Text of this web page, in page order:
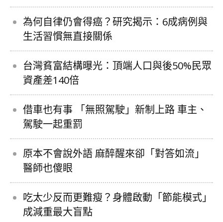
為何自律仍會得癌？研究揭示：6成病例與
生活習慣無直接關係
台灣貧富結構曝光：頂端人口與後50%民眾
資產差140倍
借車也有事 「無照駕駛」新制上路 車主、
駕駛一起重罰
原本不會說外語 麻醉醒來卻「對答如流」
醫師也傻眼
吃太少反而更難瘦？身體啟動「節能模式」
成減重最大盲點